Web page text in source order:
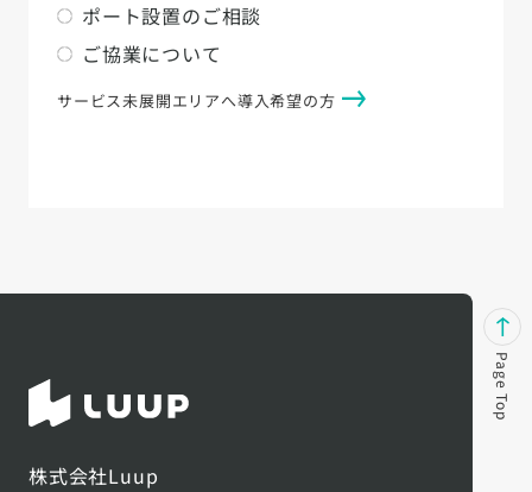
ポート設置のご相談
ご協業について
サービス未展開エリアへ導入希望の方
株式会社Luup
Page Top